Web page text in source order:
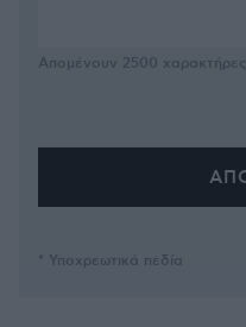
Απομένουν 2500 χαρακτήρες
* Υποχρεωτικά πεδία